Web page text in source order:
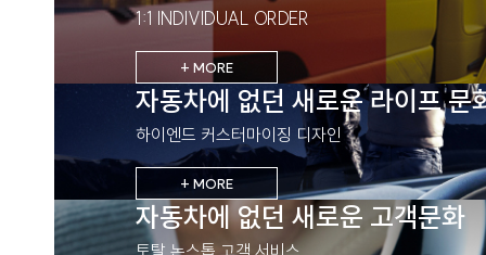
1:1 INDIVIDUAL ORDER
+ MORE
자동차에 없던 새로운 라이프 문
하이엔드 커스터마이징 디자인
+ MORE
자동차에 없던 새로운 고객문화